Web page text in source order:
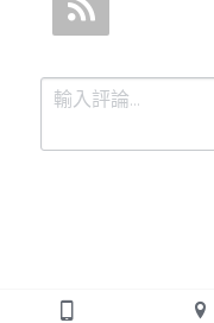
提交